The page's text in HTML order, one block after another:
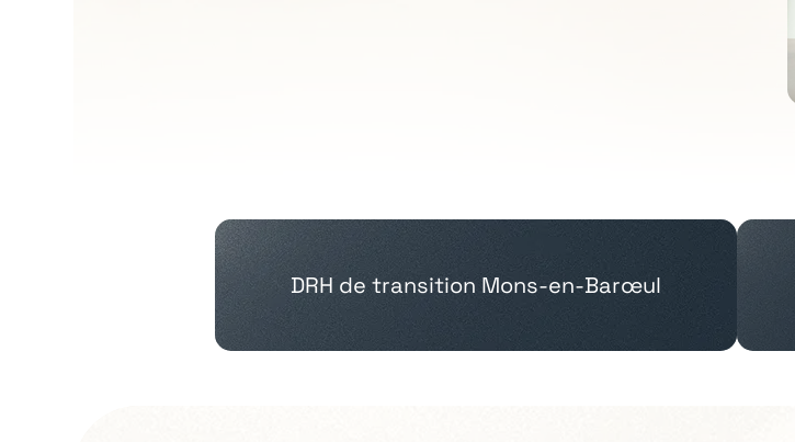
DRH de transition Mons-en-Barœul